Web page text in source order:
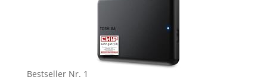
Bestseller Nr. 1